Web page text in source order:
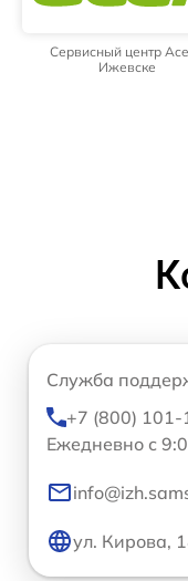
Сервисный центр
Ижевске
Служба
+7 (800)
Ежедневно с
ул. Кирова,